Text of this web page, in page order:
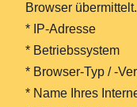
Browser
* IP-Adresse
* Betriebssystem
* Browser-Typ / -
* Name Ihres